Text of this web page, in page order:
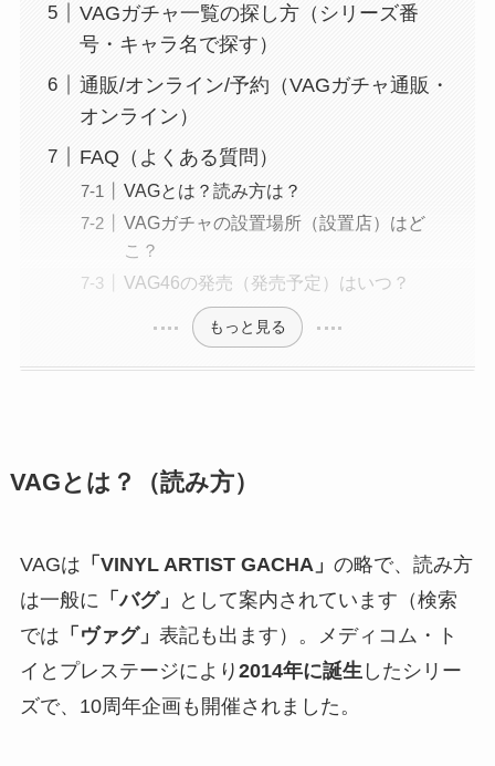
VAGガチャ一覧の探し方（シリーズ番
号・キャラ名で探す）
通販/オンライン/予約（VAGガチャ通販・
オンライン）
FAQ（よくある質問）
VAGとは？読み方は？
VAGガチャの設置場所（設置店）はど
こ？
VAG46の発売（発売予定）はいつ？
もっと見る
VAGとは？（読み方）
VAGは 「VINYL ARTIST GACHA」 の略で、読み方
は一般に 「バグ」
として案内されています（検索
では 「ヴァグ」 表記も出ます）。メディコム・ト
イとプレステージにより 2014年に誕生したシリー
ズで、10周年企画も開催されました。